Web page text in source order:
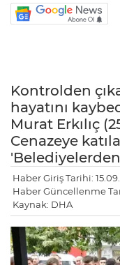
Kontrolden
hayatını
Murat Erkılıç
Cenazeye
Haber Giriş Tarihi:
Haber Güncellenme
Kaynak: DHA